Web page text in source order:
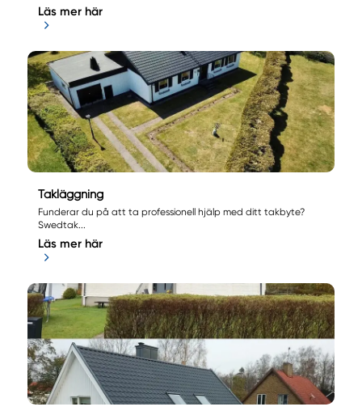
Läs mer här
Takläggning
Funderar du på att ta professionell hjälp med ditt takbyte?
Swedtak...
Läs mer här